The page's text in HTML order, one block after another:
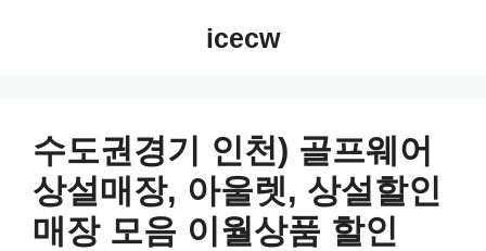
icecw
수도권경기 인천) 골프웨어
상설매장, 아울렛, 상설할인
매장 모음 이월상품 할인